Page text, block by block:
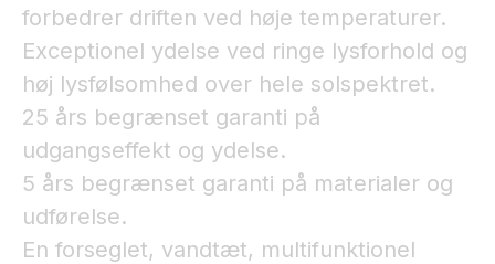
forbedrer driften ved høje temperaturer.
Exceptionel ydelse ved ringe lysforhold og
høj lysfølsomhed over hele solspektret.
25 års begrænset garanti på
udgangseffekt og ydelse.
5 års begrænset garanti på materialer og
udførelse.
En forseglet, vandtæt, multifunktionel